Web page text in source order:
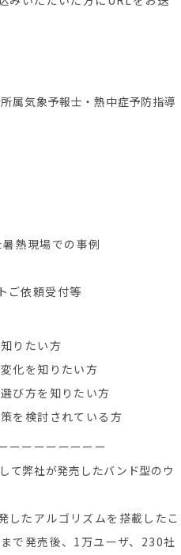
属気象予報士・熱中症予防指導
熱現場での事例
ご依頼受付等
りたい方
化を知りたい方
び方を知りたい方
を検討されている方
ーーーーーーーー
て弊社が発売したバンド型のウ
したアルゴリズムを搭載したこ
で発売後、1万ユーザ、230社